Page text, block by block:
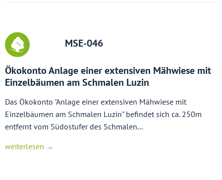
MSE-046
Ökokonto Anlage einer extensiven Mähwiese mit
Einzelbäumen am Schmalen Luzin
Das Ökokonto "Anlage einer extensiven Mähwiese mit
Einzelbäumen am Schmalen Luzin" befindet sich ca. 250m
entfernt vom Südostufer des Schmalen...
weiterlesen →